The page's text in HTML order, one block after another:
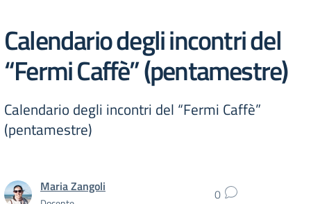
Calendario degli incontri del
“Fermi Caffè” (pentamestre)
Calendario degli incontri del “Fermi Caffè”
(pentamestre)
Maria Zangoli
0